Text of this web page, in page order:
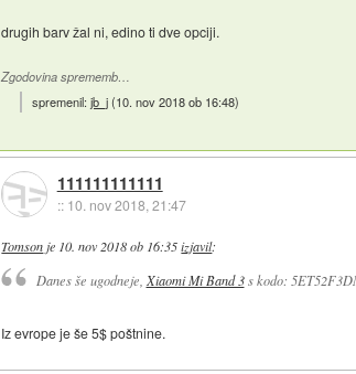
drugih barv žal ni, edino ti dve opciji.
Zgodovina sprememb…
spremenil:jb_j(10. nov 2018 ob 16:48)
111111111111
:: 10. nov 2018, 21:47
Tomsonje 10. nov 2018 ob 16:35 izjavil:
Danes še ugodneje, Xiaomi Mi Band 3s kodo:
Iz evrope je še 5$ poštnine.